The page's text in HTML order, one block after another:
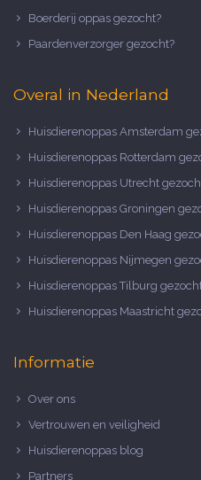
Boerderij oppas gezocht?
Paardenverzorger gezocht?
Overal in Nederland
Huisdierenoppas Amsterdam
Huisdierenoppas Rotterdam
Huisdierenoppas Utrecht
Huisdierenoppas Groningen
Huisdierenoppas Den Haag
Huisdierenoppas Nijmegen
Huisdierenoppas Tilburg
Huisdierenoppas Maastricht
Informatie
Over ons
Vertrouwen en veiligheid
Huisdierenoppas blog
Partners